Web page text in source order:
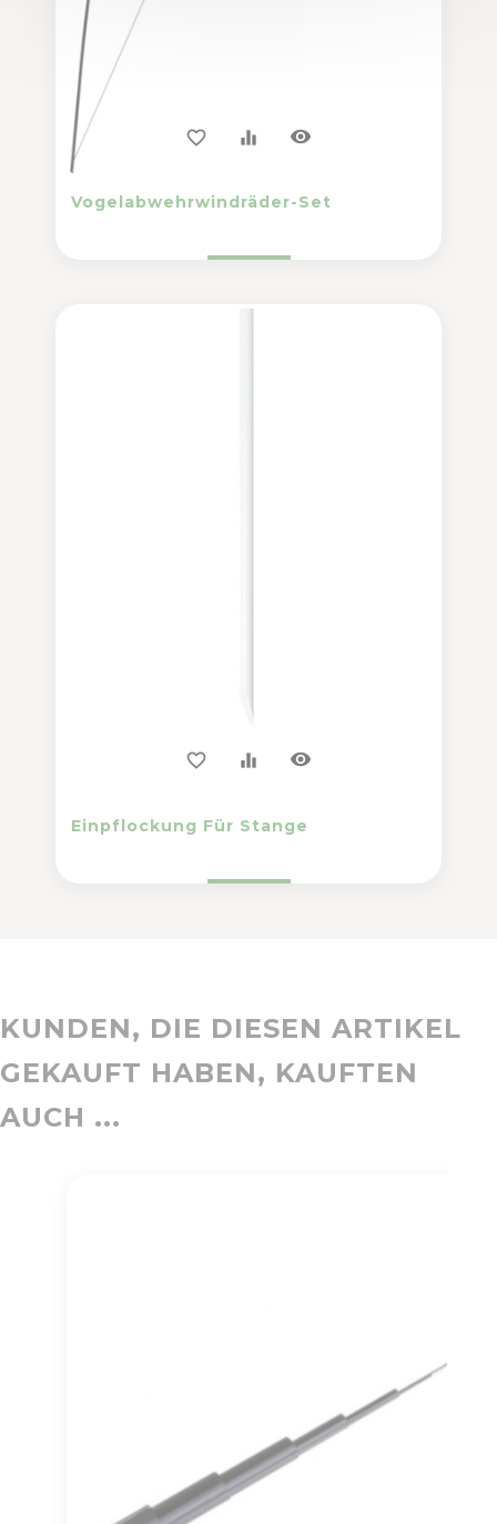
favorite_border equalizer visibility
Vogelabwehrwindräder-Set
favorite_border equalizer visibility
Einpflockung Für Stange
KUNDEN, DIE DIESEN ARTIKEL
GEKAUFT HABEN, KAUFTEN
AUCH ...